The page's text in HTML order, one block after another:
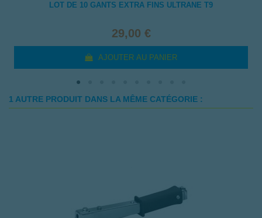
LOT DE 10 GANTS EXTRA FINS ULTRANE T9
29,00 €
AJOUTER AU PANIER
1 AUTRE PRODUIT DANS LA MÊME CATÉGORIE :